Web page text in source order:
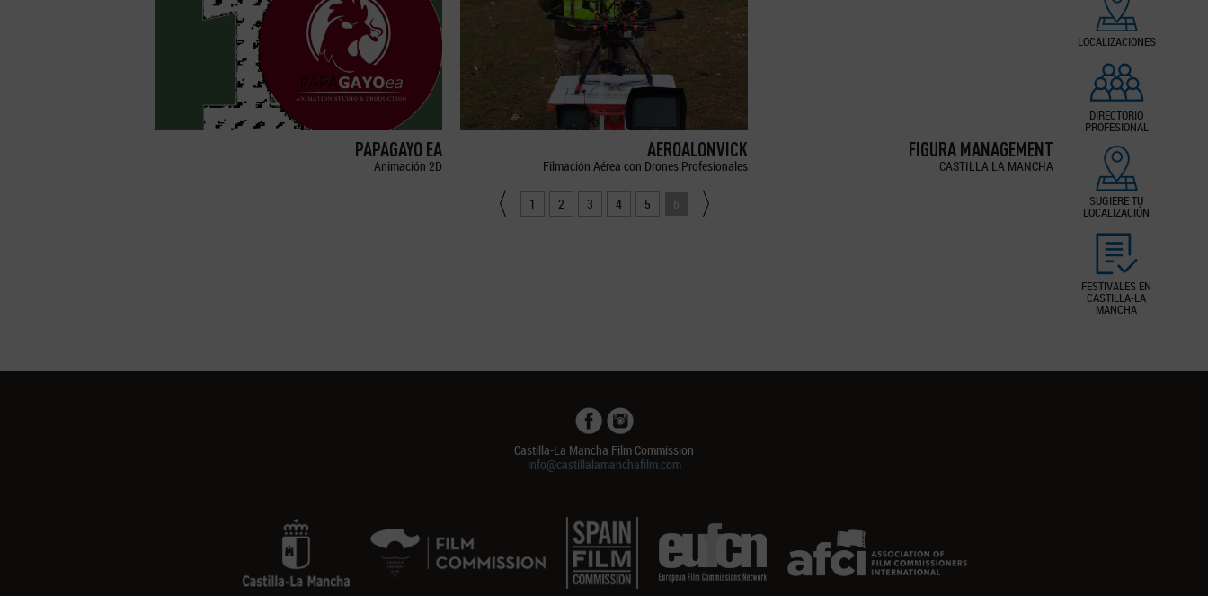
LOCALIZACIONES
DIRECTORIO
PROFESIONAL
SUGIERE TU
LOCALIZACIÓN
FESTIVALES EN
CASTILLA-LA
MANCHA
PAPAGAYO EA
Animación 2D
AEROALONVICK
Filmación Aérea con Drones Profesionales
FIGURA MANAGEMENT
CASTILLA LA MANCHA
1 2 3 4 5 6
Castilla-La Mancha Film Commission
info@castillalamanchafilm.com